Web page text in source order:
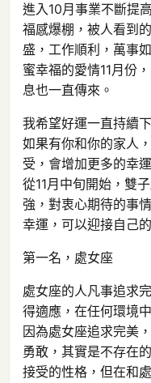
進入10月事業不斷提
福感爆棚，被人看到
盛，工作順利，萬事
蜜幸福的愛情11月份
息也一直傳來。
我希望好運一直持續
如果有你和你的家人
受，會增加更多的幸
從11月中旬開始，雙
強，對衷心期待的事
幸運，可以迎接自己
第一名，處女座
處女座的人凡事追求
得適應，在任何環境
因為處女座追求完美
勇敢，其實是不存在
接受的性格，但在和